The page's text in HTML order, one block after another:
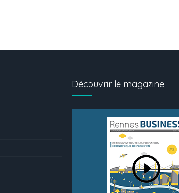
Découvrir le magazine